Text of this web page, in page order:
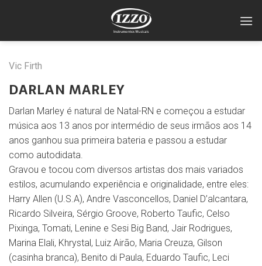
Vic Firth
DARLAN MARLEY
Darlan Marley é natural de Natal-RN e começou a estudar
música aos 13 anos por intermédio de seus irmãos aos 14
anos ganhou sua primeira bateria e passou a estudar
como autodidata.
Gravou e tocou com diversos artistas dos mais variados
estilos, acumulando experiência e originalidade, entre eles:
Harry Allen (U.S.A), Andre Vasconcellos, Daniel D’alcantara,
Ricardo Silveira, Sérgio Groove, Roberto Taufic, Celso
Pixinga, Tomati, Lenine e Sesi Big Band, Jair Rodrigues,
Marina Elali, Khrystal, Luiz Airão, Maria Creuza, Gilson
(casinha branca), Benito di Paula, Eduardo Taufic, Leci